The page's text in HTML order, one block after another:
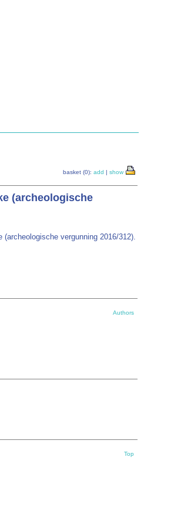
basket (0): add | show
(archeologische
vergunning 2016/312).
Authors
Top